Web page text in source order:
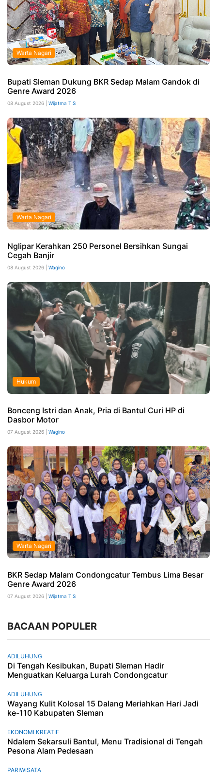
Warta Nagari
Bupati Sleman Dukung BKR Sedap Malam Gandok di
Genre Award 2026
08 August 2026 | Wijatma T S
Warta Nagari
Nglipar Kerahkan 250 Personel Bersihkan Sungai
Cegah Banjir
08 August 2026 | Wagino
Hukum
Bonceng Istri dan Anak, Pria di Bantul Curi HP di
Dasbor Motor
07 August 2026 | Wagino
Warta Nagari
BKR Sedap Malam Condongcatur Tembus Lima Besar
Genre Award 2026
07 August 2026 | Wijatma T S
BACAAN POPULER
ADILUHUNG
Di Tengah Kesibukan, Bupati Sleman Hadir
Menguatkan Keluarga Lurah Condongcatur
ADILUHUNG
Wayang Kulit Kolosal 15 Dalang Meriahkan Hari Jadi
ke-110 Kabupaten Sleman
EKONOMI KREATIF
Ndalem Sekarsuli Bantul, Menu Tradisional di Tengah
Pesona Alam Pedesaan
PARIWISATA